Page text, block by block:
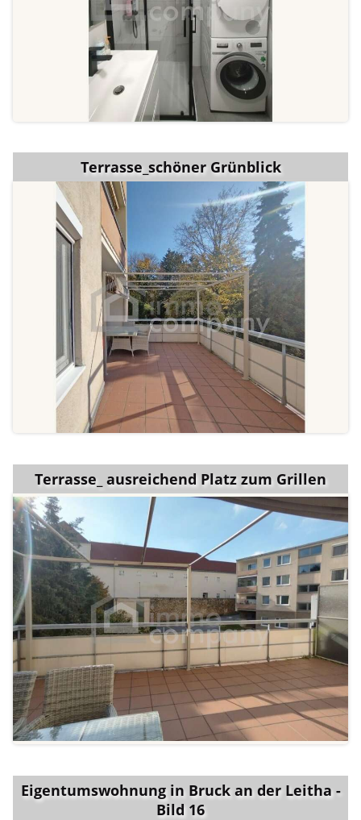
Terrasse_schöner Grünblick
Terrasse_ ausreichend Platz zum Grillen
Eigentumswohnung in Bruck an der Leitha -
Bild 16